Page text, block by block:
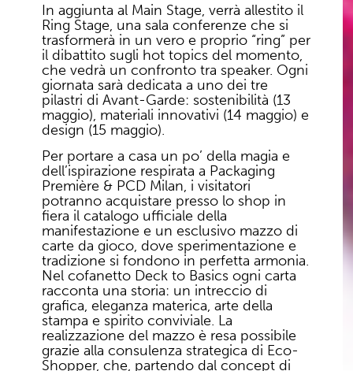
In aggiunta al Main Stage, verrà allestito il
Ring Stage, una sala conferenze che si
trasformerà in un vero e proprio “ring” per
il dibattito sugli hot topics del momento,
che vedrà un confronto tra speaker. Ogni
giornata sarà dedicata a uno dei tre
pilastri di Avant-Garde: sostenibilità (13
maggio), materiali innovativi (14 maggio) e
design (15 maggio).
Per portare a casa un po’ della magia e
dell’ispirazione respirata a Packaging
Première & PCD Milan, i visitatori
potranno acquistare presso lo shop in
fiera il catalogo ufficiale della
manifestazione e un esclusivo mazzo di
carte da gioco, dove sperimentazione e
tradizione si fondono in perfetta armonia.
Nel cofanetto Deck to Basics ogni carta
racconta una storia: un intreccio di
grafica, eleganza materica, arte della
stampa e spirito conviviale. La
realizzazione del mazzo è resa possibile
grazie alla consulenza strategica di Eco-
Shopper, che, partendo dal concept di